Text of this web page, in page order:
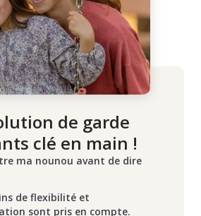
de garde
clé en main !
ma nounou avant de dire
de flexibilité et
sont pris en compte.